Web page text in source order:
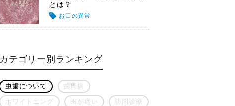
とは？
お口の異常
カテゴリー別ランキング
虫歯について 歯周病
ホワイトニング 歯が痛い 訪問診療